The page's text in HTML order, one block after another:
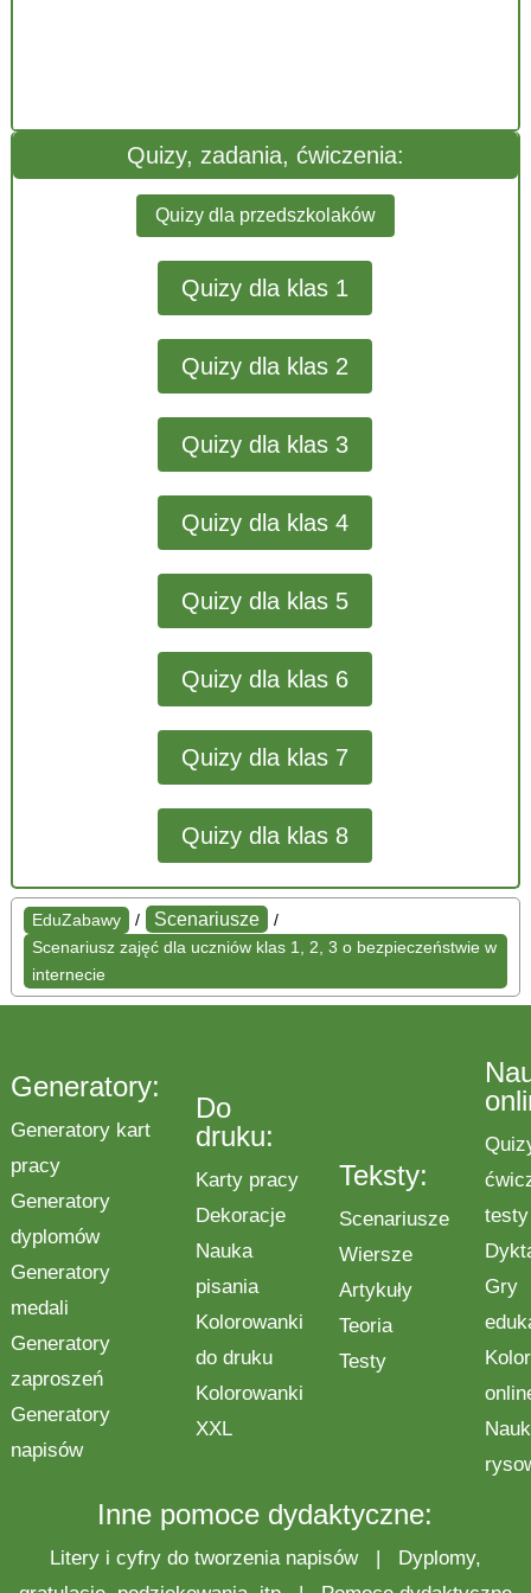
Quizy, zadania, ćwiczenia:
Quizy dla przedszkolaków
Quizy dla klas 1
Quizy dla klas 2
Quizy dla klas 3
Quizy dla klas 4
Quizy dla klas 5
Quizy dla klas 6
Quizy dla klas 7
Quizy dla klas 8
EduZabawy / Scenariusze
/
Scenariusz zajęć dla uczniów klas 1, 2, 3 o bezpieczeństwie w
internecie
Generatory:
Generatory kart
pracy
Generatory
dyplomów
Generatory
medali
Generatory
zaproszeń
Generatory
napisów
Do
druku:
Karty pracy
Dekoracje
Nauka
pisania
Kolorowanki
do druku
Kolorowanki
XXL
Teksty:
Scenariusze
Wiersze
Artykuły
Teoria
Testy
testy
Gry
Inne pomoce dydaktyczne:
Litery i cyfry do tworzenia napisów|
Dyplomy,